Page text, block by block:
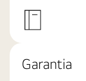
Garantia